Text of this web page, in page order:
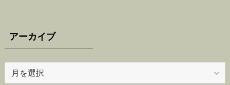
アーカイブ